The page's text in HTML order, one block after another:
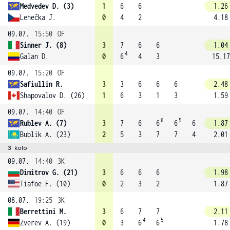
Medvedev D. (3)
Lehečka J.
1
0
6
4
6
2
1.26
4.18
09.07.
15:50 OF
Sinner J. (8)
Galan D.
3
0
7
64
6
4
6
3
1.04
15.17
09.07.
15:20 OF
Safiullin R.
Shapovalov D. (26)
3
1
3
6
6
3
6
1
6
3
2.48
1.59
09.07.
14:40 OF
Rublev A. (7)
Bublik A. (23)
3
2
7
5
6
3
66
7
6 5
7
6
4
1.87
2.01
3. kolo
09.07. 14:40
3K
Dimitrov G. (21)
Tiafoe F. (10)
3
0
6
2
6
3
6
2
1.98
1.87
08.07.
19:25
3K
Berrettini M.
Zverev A. (19)
3
0
6
3
7
64
7
6 5
2.11
1.78